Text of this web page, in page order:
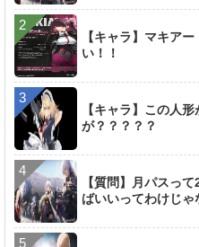
【キャラ】マキア
い！！
【キャラ】この人
が？？？？？
【質問】月パスっ
ばいいってわけじゃ